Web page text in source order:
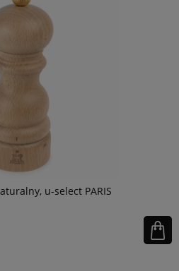
u-select PARIS